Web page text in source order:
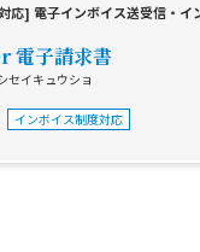
応] 電子インボイス送受信・イ
子請求書
セイキュウショ
インボイス制度対応